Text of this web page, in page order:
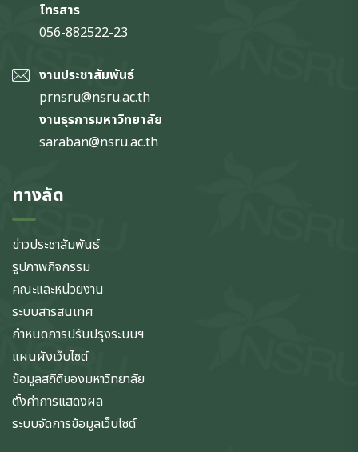
โทรสาร
056-882522-23
งานประชาสัมพันธ์
prnsru@nsru.ac.th
งานธุรการมหาวิทยาลัย
saraban@nsru.ac.th
ทางลัด
ข่าวประชาสัมพันธ์
รูปภาพกิจกรรม
คณะและหน่วยงาน
ระบบสารสนเทศ
กำหนดการปรับปรุงระบบฯ
แผนผังเว็บไซต์
ข้อมูลสถิติของมหาวิทยาลัย
ตั้งค่าการแสดงผล
ระบบจัดการข้อมูลเว็บไซต์